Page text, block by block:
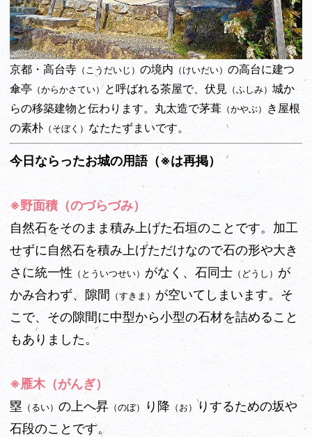
京都・高台寺 （こうだいじ） の境内 （けいだい） の高台に建つ
傘亭（からかさてい） と呼ばれる茶屋で、伏見 （ふしみ） 城か
らの移築建物と伝わります。丸太造で茅葺 （かやぶ）
き屋根
の素朴 （そぼく） なたたずまいです。
今日ならったお城の用語（※は再掲）
※野面積（のづらづみ）
自然石をそのまま積み上げた石垣のことです。加工
せずに自然石を積み上げただけなので石の形や大き
さに統一性 （とういつせい） がなく、石同士 （どうし） が
かみ合わず、隙間
（すきま） が空いてしまいます。そ
こで、その隙間に中型から小型の石材を詰めること
もありました。
※雁木（がんぎ）
塁 （るい） の上へ昇 （のぼ） り降 （お） りするための坂や
石段のことです。